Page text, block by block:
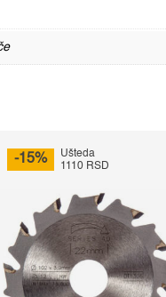
-15%
Ušteda
1110 RSD